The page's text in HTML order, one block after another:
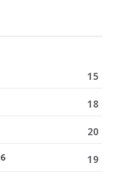
15
18
20
19